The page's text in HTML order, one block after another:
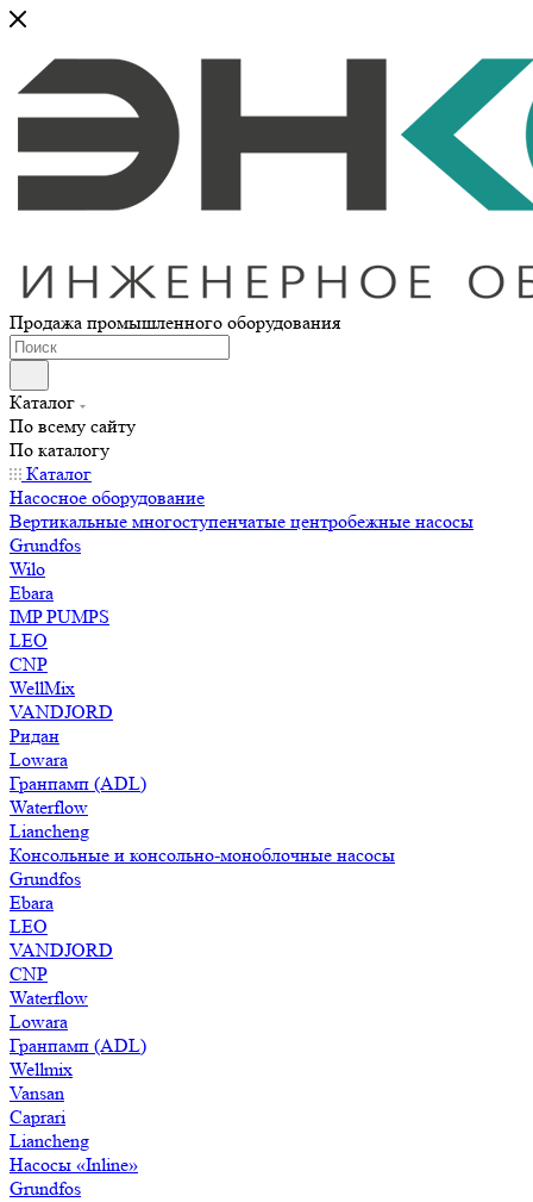
Продажа промышленного оборудования
Каталог
По всему сайту
По каталогу
Каталог
Насосное оборудование
Вертикальные многоступенчатые центробежные насосы
Grundfos
Wilo
Ebara
IMP PUMPS
LEO
CNP
WellMix
VANDJORD
Ридан
Lowara
Гранпамп (ADL)
Waterflow
Liancheng
Консольные и консольно-моноблочные насосы
Grundfos
Ebara
LEO
VANDJORD
CNP
Waterflow
Lowara
Гранпамп (ADL)
Wellmix
Vansan
Caprari
Liancheng
Насосы «Inline»
Grundfos